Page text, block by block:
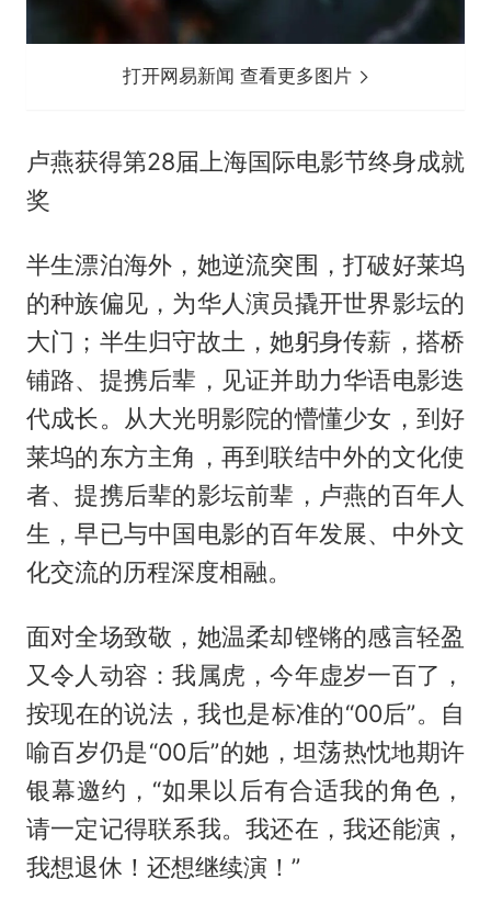
打开网易新闻 查看更多图片
卢燕获得第28届上海国际电影节终身成就
奖
半生漂泊海外，她逆流突围，打破好莱坞
的种族偏见，为华人演员撬开世界影坛的
大门；半生归守故土，她躬身传薪，搭桥
铺路、提携后辈，见证并助力华语电影迭
代成长。从大光明影院的懵懂少女，到好
莱坞的东方主角，再到联结中外的文化使
者、提携后辈的影坛前辈，卢燕的百年人
生，早已与中国电影的百年发展、中外文
化交流的历程深度相融。
面对全场致敬，她温柔却铿锵的感言轻盈
又令人动容：我属虎，今年虚岁一百了，
按现在的说法，我也是标准的“00后”。自
喻百岁仍是“00后”的她，坦荡热忱地期许
银幕邀约，“如果以后有合适我的角色，
请一定记得联系我。我还在，我还能演，
我想退休！还想继续演！”